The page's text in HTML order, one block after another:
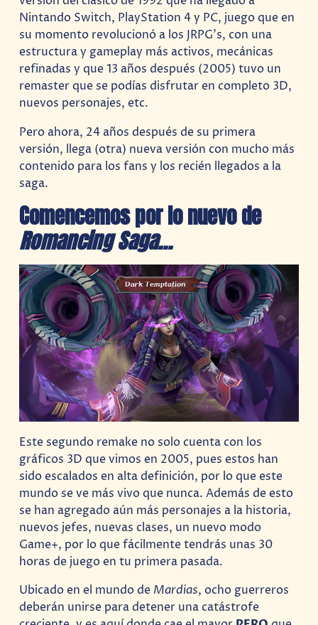
Nintando Switch, PlayStation 4 y PC, juego que en
su momento revolucionó a los JRPG’s, con una
estructura y gameplay más activos, mecánicas
refinadas y que 13 años después (2005) tuvo un
remaster que se podías disfrutar en completo 3D,
nuevos personajes, etc.
Pero ahora, 24 años después de su primera
versión, llega (otra) nueva versión con mucho más
contenido para los fans y los recién llegados a la
saga.
Comencemos por lo nuevo de
Romancing Saga…
Este segundo remake no solo cuenta con los
gráficos 3D que vimos en 2005, pues estos han
sido escalados en alta definición, por lo que este
mundo se ve más vivo que nunca. Además de esto
se han agregado aún más personajes a la historia,
nuevos jefes, nuevas clases, un nuevo modo
Game+, por lo que fácilmente tendrás unas 30
horas de juego en tu primera pasada.
Ubicado en el mundo de Mardias, ocho guerreros
deberán unirse para detener una catástrofe